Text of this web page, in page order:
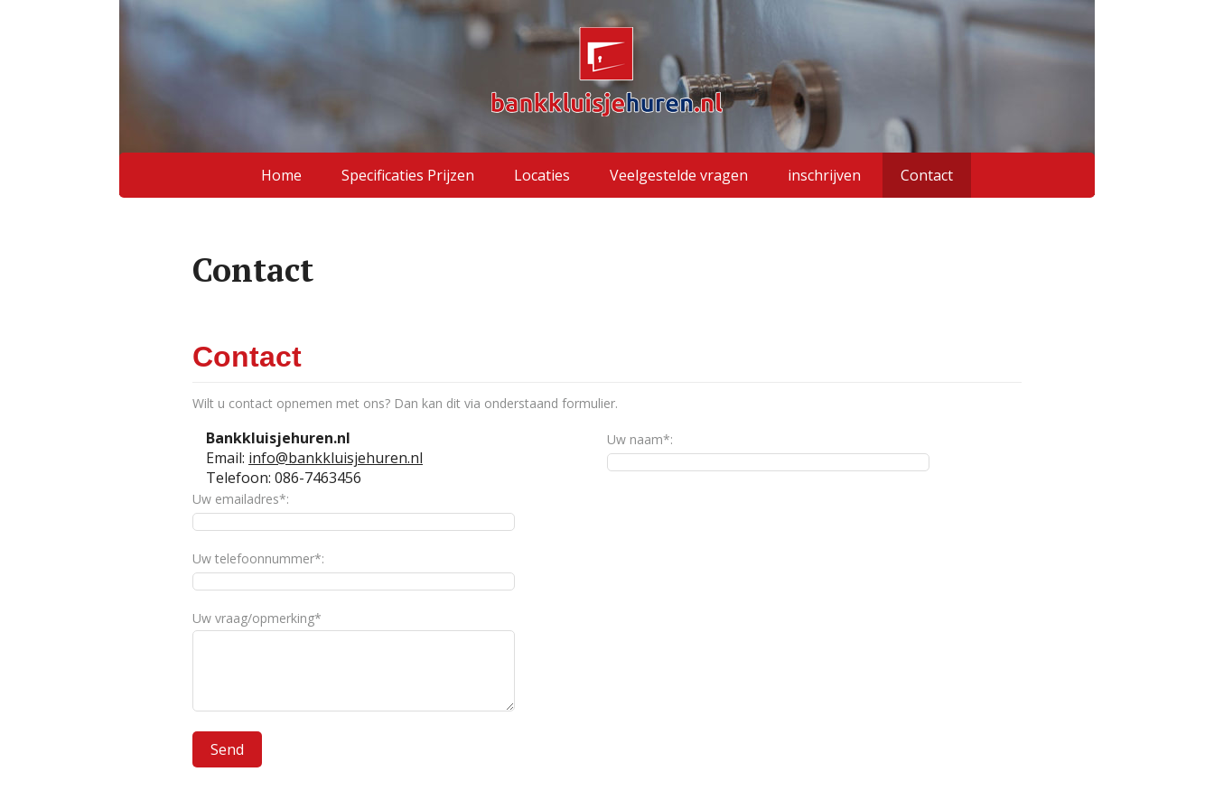
Home Specificaties Prijzen Locaties Veelgestelde vragen inschrijven Contact
Contact
Contact
Wilt u contact opnemen met ons? Dan kan dit via onderstaand formulier.
Bankkluisjehuren.nl
Email: info@bankkluisjehuren.nl
Telefoon: 086-7463456
Uw naam*:
Uw emailadres*:
Uw telefoonnummer*:
Uw vraag/opmerking*